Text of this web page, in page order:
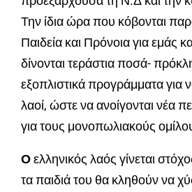
Την ίδια ώρα που κόβονται
Παιδεία και Πρόνοια για εμάς
δίνονται τεράστια ποσά-
εξοπλιστικά προγράμματα για
λαοί, ώστε να ανοίγονται νέα
για τους μονοπωλιακούς
Οελληνικός λαός γίνεται
τα παιδιά του θα κληθούν να